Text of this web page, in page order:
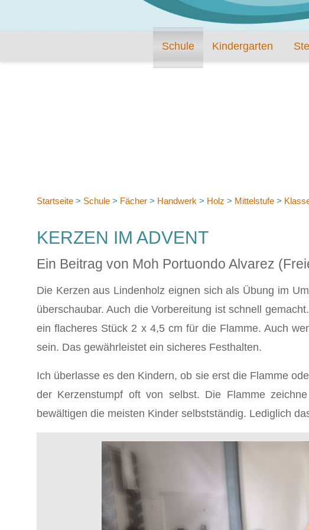
Schule Kindergarten
Startseite > Schule > Fächer > Handwerk > Holz > Mittelstufe >
KERZEN IM ADVENT
Ein Beitrag von Moh Portuondo Alvarez
Die Kerzen aus Lindenholz eignen sich als Übung im
überschaubar. Auch die Vorbereitung ist schnell
ein flacheres Stück 2 x 4,5 cm für die Flamme. Auch
sein. Das gewährleistet ein sicheres Festhalten.
Ich überlasse es den Kindern, ob sie erst die Flamme
der Kerzenstumpf oft von selbst. Die Flamme
bewältigen die meisten Kinder selbstständig. Lediglich